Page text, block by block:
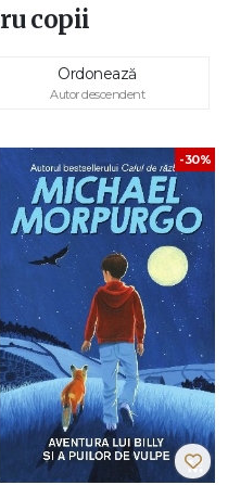
copii
Ordonează
Autor descendent
-30%